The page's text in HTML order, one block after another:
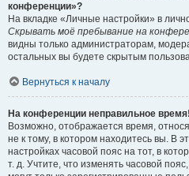
конференции»?
На вкладке «Личные настройки» в
Скрывать моё пребывание на
видны только администраторам,
остальных вы будете скрытым
Вернуться к началу
На конференции неправильное время!
Возможно, отображается время,
не к тому, в котором находитесь вы. В
настройках часовой пояс на тот, в
т. д. Учтите, что изменять часовой